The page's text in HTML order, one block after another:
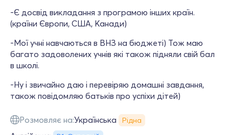
-Є досвід викладання з програмою інших країн.
(країни Європи, США, Канади)
-Мої учні навчаються в ВНЗ на бюджеті) Тож маю
багато задоволених учнів які також підняли свій бал
в школі.
-Ну і звичайно даю і перевіряю домашні завдання,
також повідомляю батьків про успіхи дітей)
Розмовляє на:Українська Рідна